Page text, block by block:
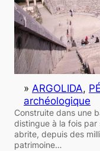
» ARGOLIDA,
archéologique
Construite dans une
distingue à la fois par
abrite, depuis des
patrimoine…